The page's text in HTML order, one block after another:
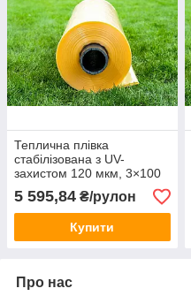
Теплична плівка
стабілізована з UV-
захистом 120 мкм, 3×100
м
5 595,84 ₴/рулон
Купити
Про нас